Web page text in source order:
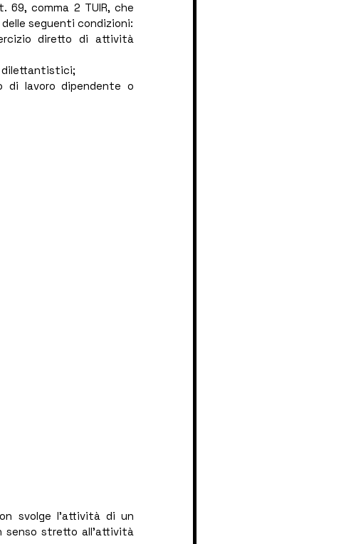
comma 2 TUIR, che
seguenti condizioni:
diretto di attività
dilettantistici;
di lavoro dipendente o
svolge l’attività di un
senso stretto all’attività